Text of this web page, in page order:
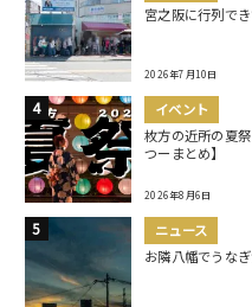
宮之阪に行列で
2026年7月10日
イベント
枚方の近所の夏
つーまとめ】
2026年8月6日
ニュース
お隣八幡でうな